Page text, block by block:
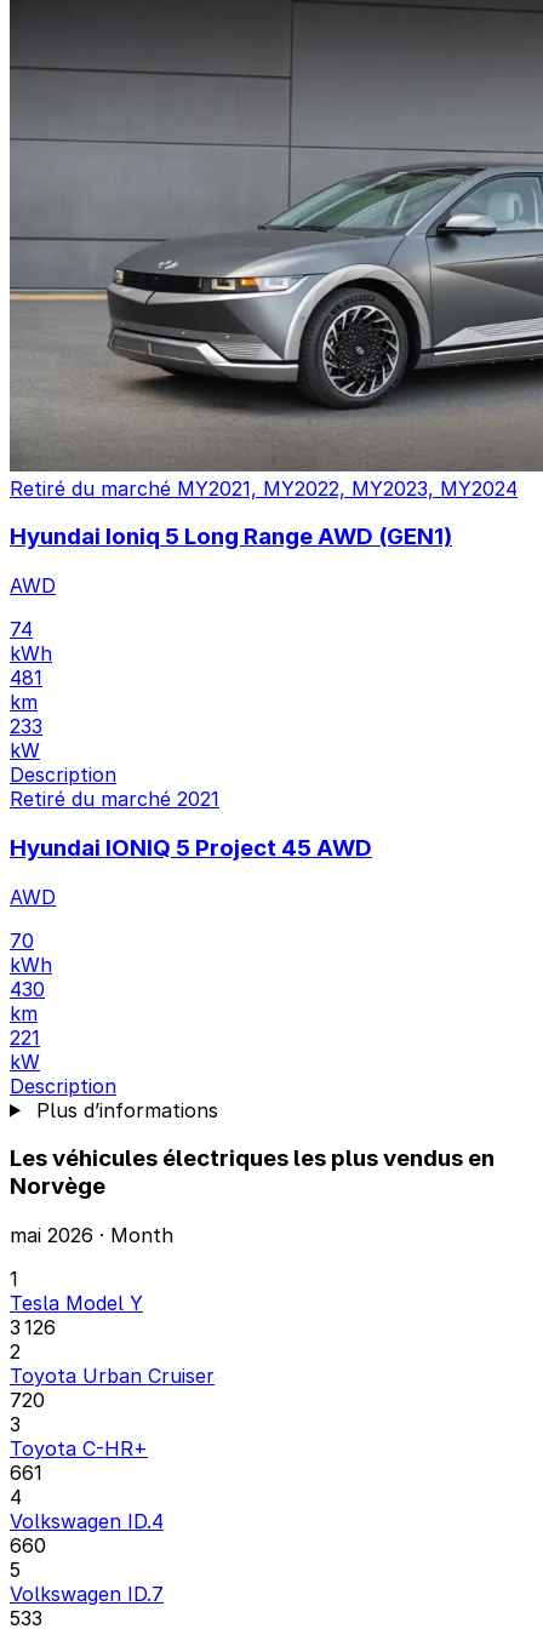
Retiré du marché MY2021, MY2022, MY2023, MY2024
Hyundai Ioniq 5 Long Range AWD (GEN1)
AWD
74
kWh
481
km
233
kW
Description
Retiré du marché 2021
Hyundai IONIQ 5 Project 45 AWD
AWD
70
kWh
430
km
221
kW
Description
Plus d’informations
Les véhicules électriques les plus vendus en
Norvège
mai 2026 · Month
1
Tesla Model Y
3 126
2
Toyota Urban Cruiser
720
3
Toyota C-HR+
661
4
Volkswagen ID.4
660
5
Volkswagen ID.7
533